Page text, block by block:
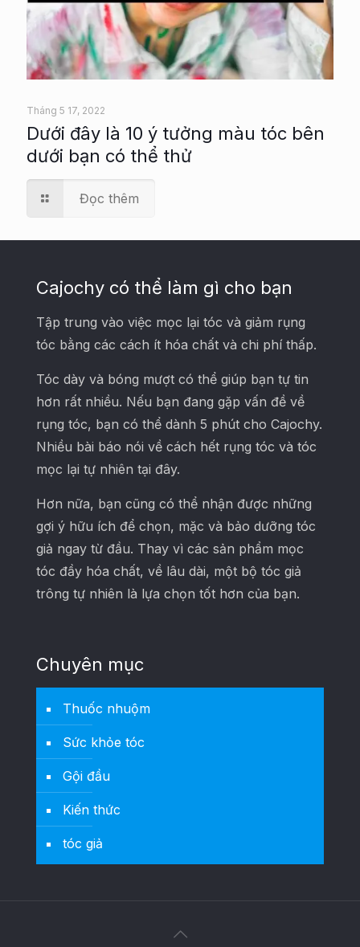
Tháng 5 17, 2022
Dưới đây là 10 ý tưởng màu tóc bên
dưới bạn có thể thử
Đọc thêm
Cajochy có thể làm gì cho bạn
Tập trung vào việc mọc lại tóc và giảm rụng
tóc bằng các cách ít hóa chất và chi phí thấp.
Tóc dày và bóng mượt có thể giúp bạn tự tin
hơn rất nhiều. Nếu bạn đang gặp vấn đề về
rụng tóc, bạn có thể dành 5 phút cho Cajochy.
Nhiều bài báo nói về cách hết rụng tóc và tóc
mọc lại tự nhiên tại đây.
Hơn nữa, bạn cũng có thể nhận được những
gợi ý hữu ích để chọn, mặc và bảo dưỡng tóc
giả ngay từ đầu. Thay vì các sản phẩm mọc
tóc đầy hóa chất, về lâu dài, một bộ tóc giả
trông tự nhiên là lựa chọn tốt hơn của bạn.
Chuyên mục
Thuốc nhuộm
Sức khỏe tóc
Gội đầu
Kiến thức
tóc giả